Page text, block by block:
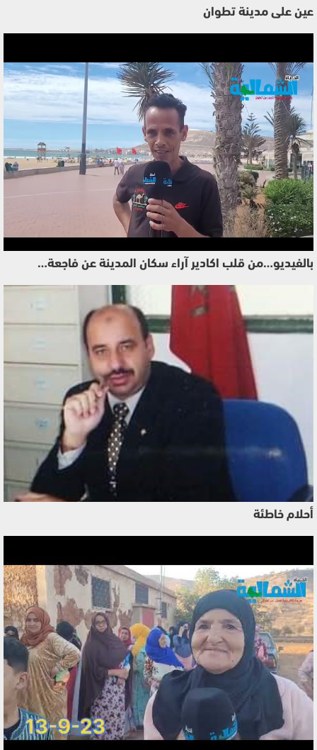
عين على مدينة تطوان
بالفيديو…من قلب اكادير آراء سكان المدينة عن فاجعة…
أحلام خاطئة